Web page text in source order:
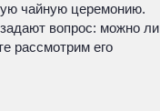
чайную церемонию.
вопрос: можно ли
рассмотрим его